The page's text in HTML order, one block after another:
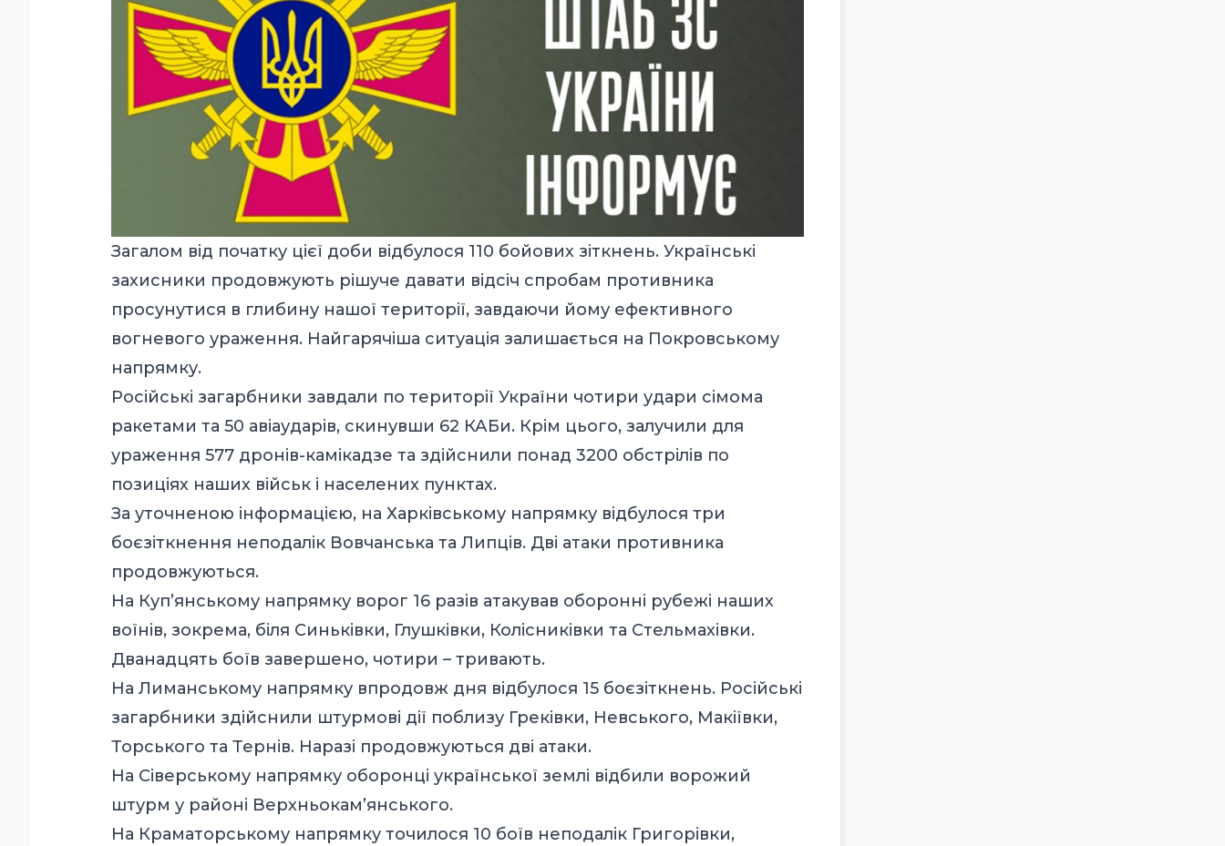
Загалом від початку цієї доби відбулося 110 бойових зіткнень. Українські
захисники продовжують рішуче давати відсіч спробам противника
просунутися в глибину нашої території, завдаючи йому ефективного
вогневого ураження. Найгарячіша ситуація залишається на Покровському
напрямку.
Російські загарбники завдали по території України чотири удари сімома
ракетами та 50 авіаударів, скинувши 62 КАБи. Крім цього, залучили для
ураження 577 дронів-камікадзе та здійснили понад 3200 обстрілів по
позиціях наших військ і населених пунктах.
За уточненою інформацією, на Харківському напрямку відбулося три
боєзіткнення неподалік Вовчанська та Липців. Дві атаки противника
продовжуються.
На Куп’янському напрямку ворог 16 разів атакував оборонні рубежі наших
воїнів, зокрема, біля Синьківки, Глушківки, Колісниківки та Стельмахівки.
Дванадцять боїв завершено, чотири – тривають.
На Лиманському напрямку впродовж дня відбулося 15 боєзіткнень. Російські
загарбники здійснили штурмові дії поблизу Греківки, Невського, Макіївки,
Торського та Тернів. Наразі продовжуються дві атаки.
На Сіверському напрямку оборонці української землі відбили ворожий
штурм у районі Верхньокам’янського.
На Краматорському напрямку точилося 10 боїв неподалік Григорівки,